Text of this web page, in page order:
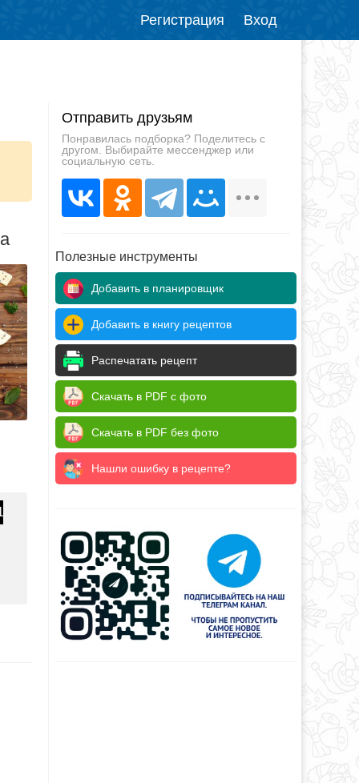
Регистрация Вход
Отправить друзьям
Понравилась подборка? Поделитесь с
другом. Выбирайте мессенджер или
социальную сеть.
Полезные инструменты
Добавить в планировщик
Добавить в книгу рецептов
Распечатать рецепт
Скачать в PDF с фото
Скачать в PDF без фото
Нашли ошибку в рецепте?